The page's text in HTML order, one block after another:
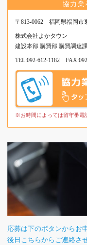
協力業
〒813-0062 福岡県福岡市
株式会社よかタウン
建設本部 購買部 購買調達
TEL:092-612-1182
※お時間によっては留守番電
応募は下のボタンからお
後日こちらからご連絡さ